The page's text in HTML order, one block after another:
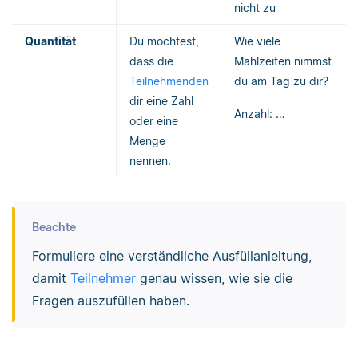
nicht zu
Quantität
Du möchtest,
dass die
Teilnehmenden
dir eine Zahl
oder eine
Menge
nennen.
Wie viele
Mahlzeiten nimmst
du am Tag zu dir?
Anzahl: …
Beachte
Formuliere eine verständliche Ausfüllanleitung,
damit Teilnehmergenau wissen, wie sie die
Fragen auszufüllen haben.